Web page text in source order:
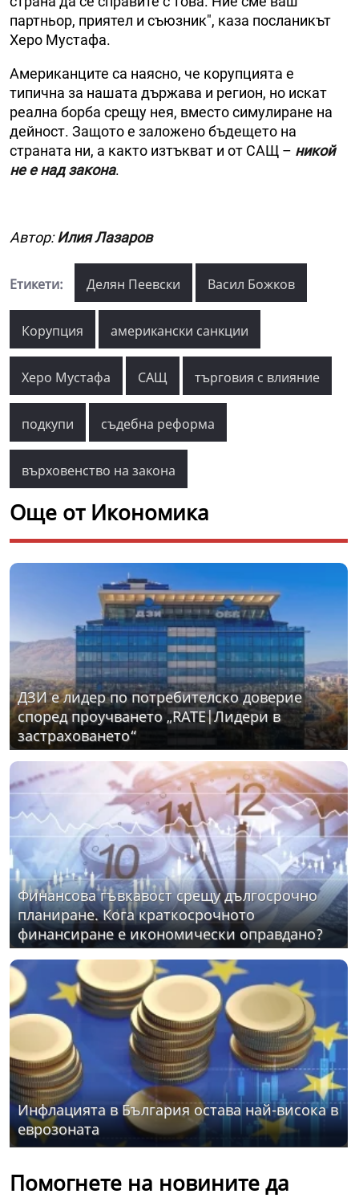
партньор, приятел и съюзник", каза посланикът
Херо Мустафа.
Американците са наясно, че корупцията е
типична за нашата държава и регион, но искат
реална борба срещу нея, вместо симулиране на
дейност. Защото е заложено бъдещето на
страната ни, а както изтъкват и от САЩ – никой
не е над закона.
Автор:Илия Лазаров
Етикети: Делян Пеевски Васил Божков
Корупция американски санкции
Херо Мустафа САЩ търговия с влияние
подкупи съдебна реформа
върховенство на закона
Още от Икономика
ДЗИ е лидер по потребителско доверие
според проучването „RATE|Лидери в
застраховането“
Финансова гъвкавост срещу дългосрочно
планиране. Кога краткосрочното
финансиране е икономически оправдано?
Инфлацията в България остава най-висока в
еврозоната
Помогнете на новините да